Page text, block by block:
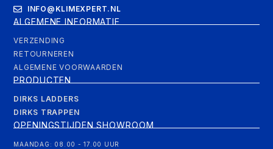
INFO@KLIMEXPERT.NL
ALGEMENE INFORMATIE
VERZENDING
RETOURNEREN
ALGEMENE VOORWAARDEN
PRODUCTEN
DIRKS LADDERS
DIRKS TRAPPEN
OPENINGSTIJDEN SHOWROOM
MAANDAG: 08.00 - 17.00 UUR